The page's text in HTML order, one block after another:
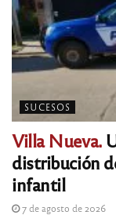
SUCESOS
Villa Nueva.
distribución
infantil
7 de agosto de 2026